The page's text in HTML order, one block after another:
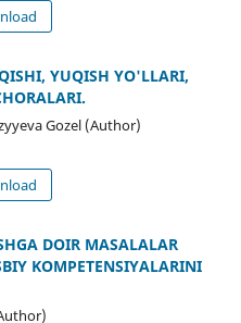
YUQISH YO'LLARI,
Gozel (Author)
DOIR MASALALAR
KOMPETENSIYALARINI